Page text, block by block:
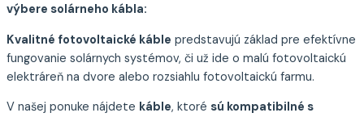
výbere solárneho kábla:
Kvalitné fotovoltaické káble predstavujú základ pre efektívne
fungovanie solárnych systémov, či už ide o malú fotovoltaickú
elektráreň na dvore alebo rozsiahlu fotovoltaickú farmu.
V našej ponuke nájdete káble, ktoré sú kompatibilné s